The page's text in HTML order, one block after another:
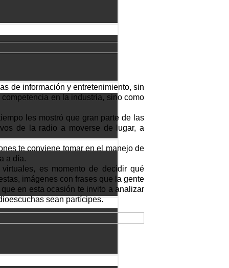
de información y entretenimiento, sin
en la industria, sino como
les mostró que gran parte de las
de la radio a moverse de lugar, a
te conviene tomar en el manejo de
a día.
es momento de decidir qué
imágenes con frases que la gente
en esta ocasión te invito a analizar
sean partícipes.